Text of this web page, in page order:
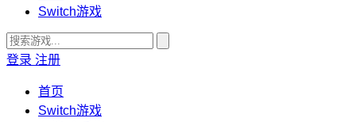
Switch游戏
登录 注册
首页
Switch游戏